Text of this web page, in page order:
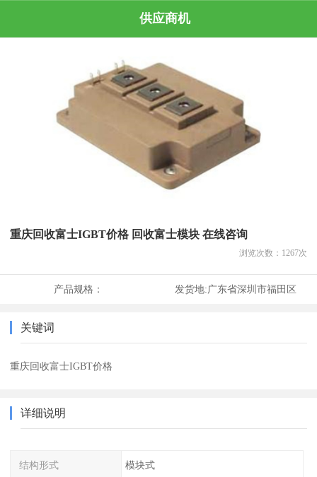
供应商机
重庆回收富士IGBT价格 回收富士模块 在线咨询
浏览次数： 1267次
产品规格： 发货地:广东省深圳市福田区
关键词
重庆回收富士IGBT价格
详细说明
结构形式 模块式